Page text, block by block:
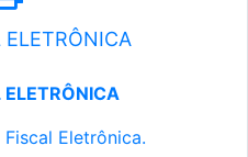
ELETRÔNICA
ELETRÔNICA
Eletrônica.